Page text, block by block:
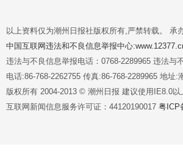
以上资料仅为潮州日报社版权所有,严禁转载。 承
中国互联网违法和不良信息举报中心
违法与不良信息举报电话：0768-2289965 违法与
电话:86-768-2262755 传真:86-768-2289965 地址:
版权所有 2004-2013 © 潮州日报 建议使用IE8.0
互联网新闻信息服务许可证：44120190017 粤ICP